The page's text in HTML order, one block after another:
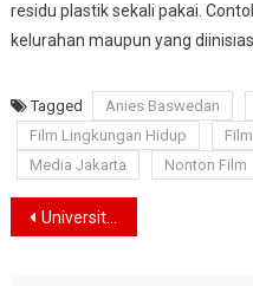
residu plastik sekali pakai.
kelurahan maupun yang
Tagged Anies Baswedan
Film Lingkungan Hidup
Media Jakarta
Nonton Film
Navigasi
Universitas Indonesia Sosialisasikan Program Pendidikan dari Jenjang D3 hingga S3